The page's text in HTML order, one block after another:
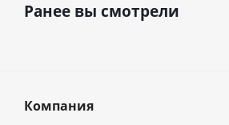
Ранее вы смотрели
Компания